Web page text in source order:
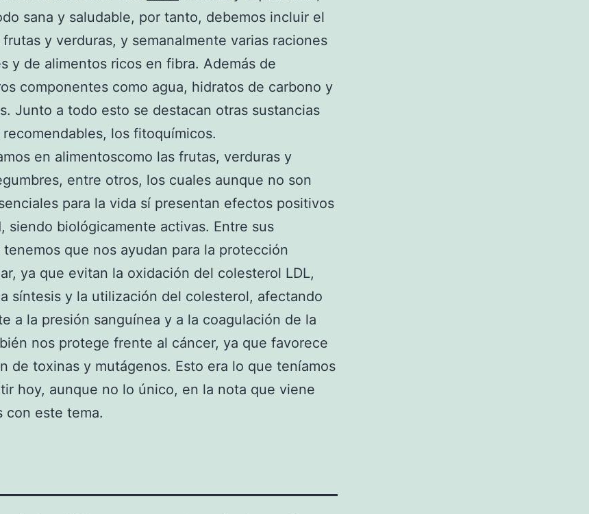
sana y saludable, por tanto, debemos incluir el
y verduras, y semanalmente varias raciones
y de alimentos ricos en fibra. Además de
componentes como agua, hidratos de carbono y
Junto a todo esto se destacan otras sustancias
los fitoquímicos.
en alimentoscomo las frutas, verduras y
entre otros, los cuales aunque no son
para la vida sí presentan efectos positivos
siendo biológicamente activas. Entre sus
que nos ayudan para la protección
ya que evitan la oxidación del colesterol LDL,
síntesis y la utilización del colesterol, afectando
a la presión sanguínea y a la coagulación de la
nos protege frente al cáncer, ya que favorece
de toxinas y mutágenos. Esto era lo que teníamos
hoy, aunque no lo único, en la nota que viene
con este tema.